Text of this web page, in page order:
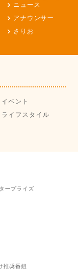
ニュース
アナウンサー
さりお
イベント
ライフスタイル
ープライズ
推奨番組